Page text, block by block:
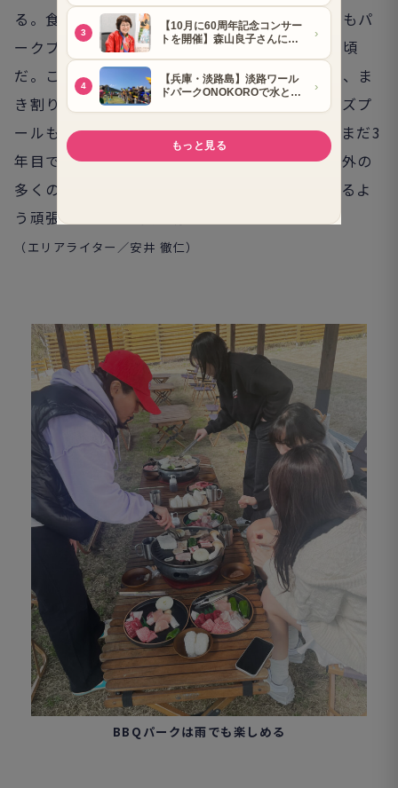
る。食材も地元産の肉や野菜が提供され、料金もパ
ークプランの場合、大人1人2200円からとお手頃
だ。このほか、気球体験や星空観察会、たき火、ま
き割り体験などのイベントもあり、夏場はキッズプ
ールも設置される。小林さんは「オープンしてまだ3
年目ですが、地域に根差した活動を続け、国内外の
多くの人に大山の自然を存分に味わってもらえるよ
う頑張りたい」と張り切っている。
（エリアライター／安井 徹仁）
BBQパークは雨でも楽しめる